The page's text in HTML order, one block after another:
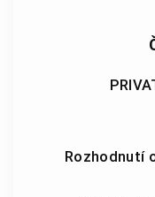
Rozhodnutí